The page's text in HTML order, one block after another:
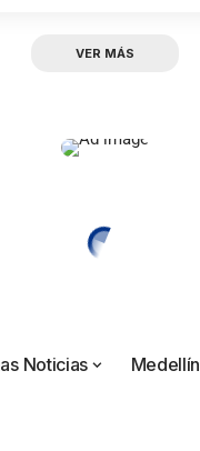
VER MÁS
Noticias Medellín